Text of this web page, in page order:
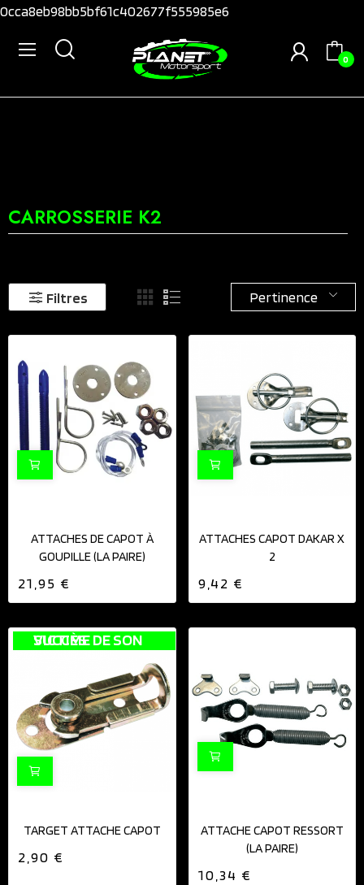
0cca8eb98bb5bf61c402677f555985e6
0
CARROSSERIE K2
Filtres Pertinence
ATTACHES DE CAPOT À
GOUPILLE (LA PAIRE)
21,95 €
ATTACHES CAPOT DAKAR X
2
9,42 €
VICTIME DE SON SUCCÈS
TARGET ATTACHE CAPOT
2,90 €
ATTACHE CAPOT RESSORT
(LA PAIRE)
10,34 €